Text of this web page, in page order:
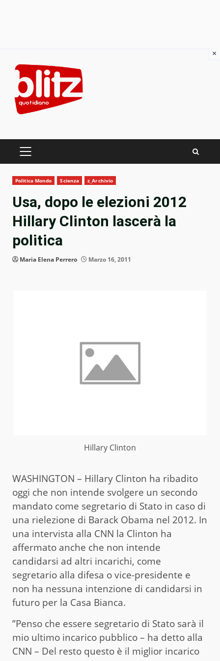
content
PRIMARY
Politica Mondo Scienza z_Archivio
Usa, dopo le elezioni 2012
Hillary Clinton lascerà la
politica
Maria Elena Perrero Marzo 16, 2011
Hillary Clinton
WASHINGTON – Hillary Clinton ha ribadito
oggi che non intende svolgere un secondo
mandato come segretario di Stato in caso di
una rielezione di Barack Obama nel 2012. In
una intervista alla CNN la Clinton ha
affermato anche che non intende
candidarsi ad altri incarichi, come
segretario alla difesa o vice-presidente e
non ha nessuna intenzione di candidarsi in
futuro per la Casa Bianca.
”Penso che essere segretario di Stato sarà il
mio ultimo incarico pubblico – ha detto alla
CNN – Del resto questo è il miglior incarico
×